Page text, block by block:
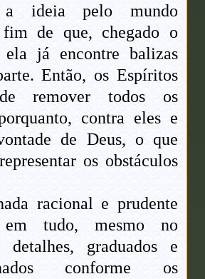
a ideia pelo mundo
de que, chegado o
ela já encontre balizas
Então, os Espíritos
remover todos os
contra eles e
de Deus, o que
os obstáculos
racional e prudente
em tudo, mesmo no
detalhes, graduados e
conforme os